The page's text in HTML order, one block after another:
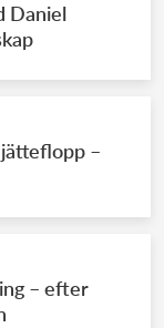
Daniel
–
– efter